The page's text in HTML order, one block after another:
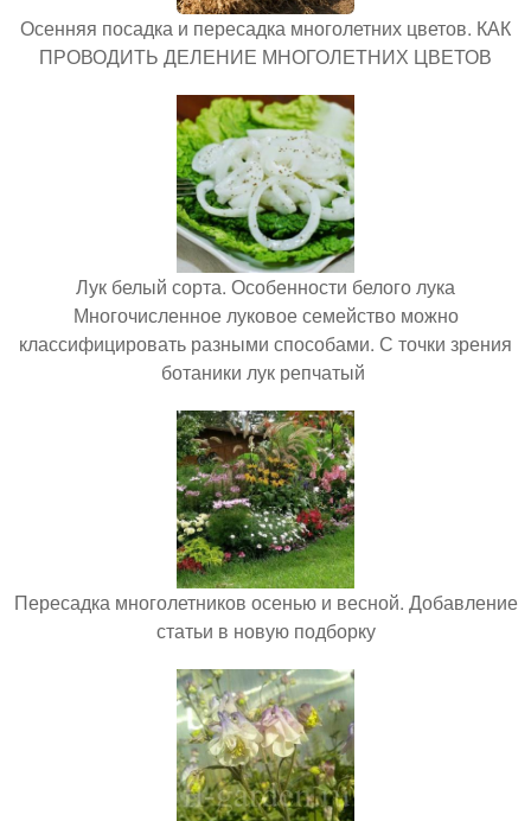
Осенняя посадка и пересадка многолетних цветов. КАК
ПРОВОДИТЬ ДЕЛЕНИЕ МНОГОЛЕТНИХ ЦВЕТОВ
Лук белый сорта. Особенности белого лука
Многочисленное луковое семейство можно
классифицировать разными способами. С точки зрения
ботаники лук репчатый
Пересадка многолетников осенью и весной. Добавление
статьи в новую подборку